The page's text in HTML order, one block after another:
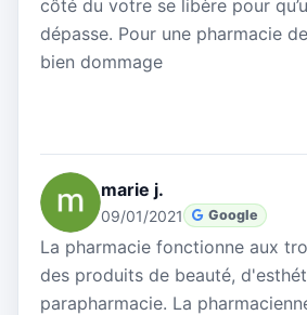
côté du votre se libère pour
dépasse. Pour une pharmacie
bien dommage
marie j.
09/01/2021 Google
La pharmacie fonctionne aux
des produits de beauté,
parapharmacie. La